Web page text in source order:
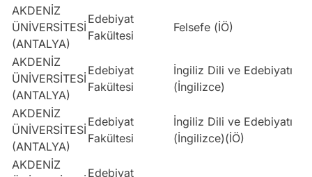
AKDENİZ
ÜNİVERSİTESİ
(ANTALYA)
Edebiyat
Fakültesi
Felsefe (İÖ)
AKDENİZ
ÜNİVERSİTESİ
(ANTALYA)
Edebiyat
Fakültesi
İngiliz Dili ve Edebiyatı
(İngilizce)
AKDENİZ
ÜNİVERSİTESİ
(ANTALYA)
Edebiyat
Fakültesi
İngiliz Dili ve Edebiyatı
(İngilizce)(İÖ)
AKDENİZ
Edebiyat